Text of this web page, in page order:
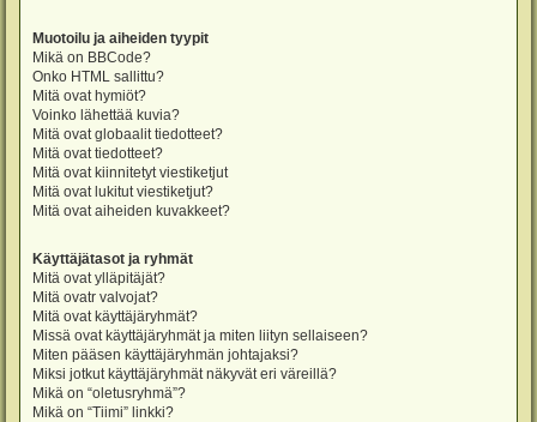
Muotoilu ja aiheiden tyypit
Mikä on BBCode?
Onko HTML sallittu?
Mitä ovat hymiöt?
Voinko lähettää kuvia?
Mitä ovat globaalit tiedotteet?
Mitä ovat tiedotteet?
Mitä ovat kiinnitetyt viestiketjut
Mitä ovat lukitut viestiketjut?
Mitä ovat aiheiden kuvakkeet?
Käyttäjätasot ja ryhmät
Mitä ovat ylläpitäjät?
Mitä ovatr valvojat?
Mitä ovat käyttäjäryhmät?
Missä ovat käyttäjäryhmät ja miten liityn sellaiseen?
Miten pääsen käyttäjäryhmän johtajaksi?
Miksi jotkut käyttäjäryhmät näkyvät eri väreillä?
Mikä on “oletusryhmä”?
Mikä on “Tiimi” linkki?